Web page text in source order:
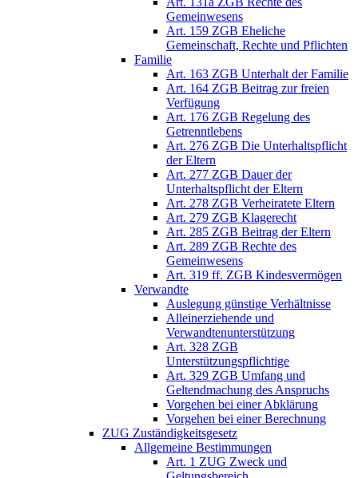
Gemeinwesens
Art. 159 ZGB Eheliche
Gemeinschaft, Rechte und Pflichten
Familie
Art. 163 ZGB Unterhalt der Familie
Art. 164 ZGB Beitrag zur freien
Verfügung
Art. 176 ZGB Regelung des
Getrenntlebens
Art. 276 ZGB Die Unterhaltspflicht
der Eltern
Art. 277 ZGB Dauer der
Unterhaltspflicht der Eltern
Art. 278 ZGB Verheiratete Eltern
Art. 279 ZGB Klagerecht
Art. 285 ZGB Beitrag der Eltern
Art. 289 ZGB Rechte des
Gemeinwesens
Art. 319 ff. ZGB Kindesvermögen
Verwandte
Auslegung günstige Verhältnisse
Alleinerziehende und
Verwandtenunterstützung
Art. 328 ZGB
Unterstützungspflichtige
Art. 329 ZGB Umfang und
Geltendmachung des Anspruchs
Vorgehen bei einer Abklärung
Vorgehen bei einer Berechnung
ZUG Zuständigkeitsgesetz
Allgemeine Bestimmungen
Art. 1 ZUG Zweck und